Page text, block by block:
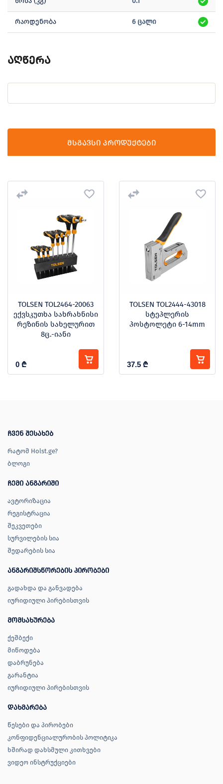
რაოდენობა 6 ცალი
აღწერა
მსგავსი პროდუქტები
TOLSEN TOL2464-20063
ექვსკუთხა სახრახნისი
რეზინის სახელურით
8ც.-იანი
0 ₾
TOLSEN TOL2444-43018
სტეპლერის
პოსტოლეტი 6-14mm
37.5 ₾
ჩვენ შესახებ
რატომ Holst.ge?
ბლოგი
ჩემი ანგარიში
ავტორიზაცია
რეგისტრაცია
შეკვეთები
სურვილების სია
შედარების სია
ანგარიშსწორების პირობები
გადახდა და განვადება
იურიდიული პირებისთვის
მომსახურება
ქეშბექი
მიწოდება
დაბრუნება
გარანტია
იურიდიული პირებისთვის
დახმარება
წესები და პირობები
კონფიდენციალურობის პოლიტიკა
ხშირად დახსმული კითხვები
ვიდეო ინსტრუქციები